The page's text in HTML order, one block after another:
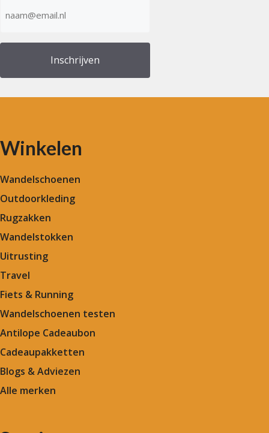
mailadres
Winkelen
Wandelschoenen
Outdoorkleding
Rugzakken
Wandelstokken
Uitrusting
Travel
Fiets & Running
Wandelschoenen testen
Antilope Cadeaubon
Cadeaupakketten
Blogs & Adviezen
Alle merken